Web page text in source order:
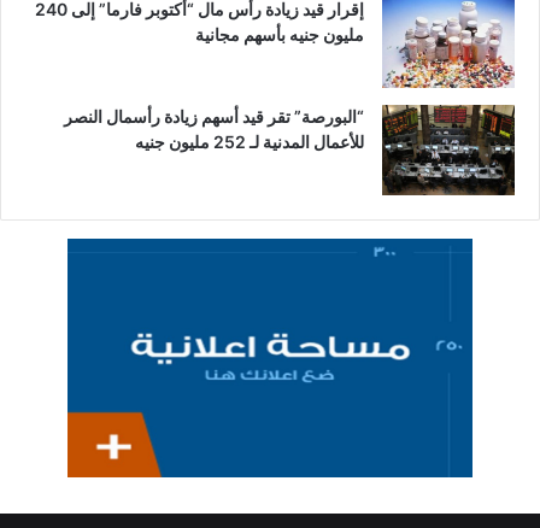
إقرار قيد زيادة رأس مال “أكتوبر فارما” إلى 240
مليون جنيه بأسهم مجانية
“البورصة” تقر قيد أسهم زيادة رأسمال النصر
للأعمال المدنية لـ 252 مليون جنيه